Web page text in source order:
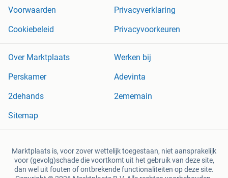
Voorwaarden
Privacyverklaring
Cookiebeleid
Privacyvoorkeuren
Over Marktplaats
Werken bij
Perskamer
Adevinta
2dehands
2ememain
Sitemap
Marktplaats is, voor zover wettelijk toegestaan, niet aansprakelijk
voor (gevolg)schade die voortkomt uit het gebruik van deze site,
dan wel uit fouten of ontbrekende functionaliteiten op deze site.